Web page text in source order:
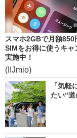
スマホ2GBで月額850
SIMをお得に使うキャ
実施中！
(IIJmio)
「気
たい“